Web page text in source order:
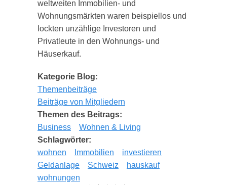
weltweiten Immobilien- und
Wohnungsmärkten waren beispiellos und
lockten unzählige Investoren und
Privatleute in den Wohnungs- und
Häuserkauf.
Kategorie Blog:
Themenbeiträge
Beiträge von Mitgliedern
Themen des Beitrags:
Business
Wohnen & Living
Schlagwörter:
wohnen
Immobilien
investieren
Geldanlage
Schweiz
hauskauf
wohnungen